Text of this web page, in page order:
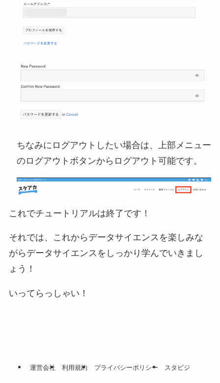
ちなみにログアウトしたい場合は、上部メニュー
のログアウトボタンからログアウト可能です。
これでチュートリアルは終了です！
それでは、これからデータサイエンスを楽しみな
がらデータサイエンスをしっかり学んでいきまし
ょう！
いってらっしゃい！
運営会社 利用規約 プライバシーポリシー スタビジ